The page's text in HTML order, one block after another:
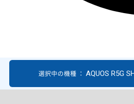
選択中の機種 ： AQUOS R5G